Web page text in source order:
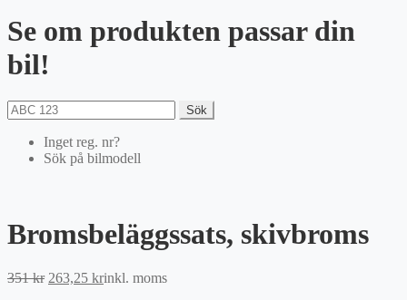
Se om produkten passar din
bil!
Sök
Inget reg. nr?
Sök på bilmodell
Bromsbeläggssats, skivbroms
351kr Det
263,25 krDet
inkl. moms